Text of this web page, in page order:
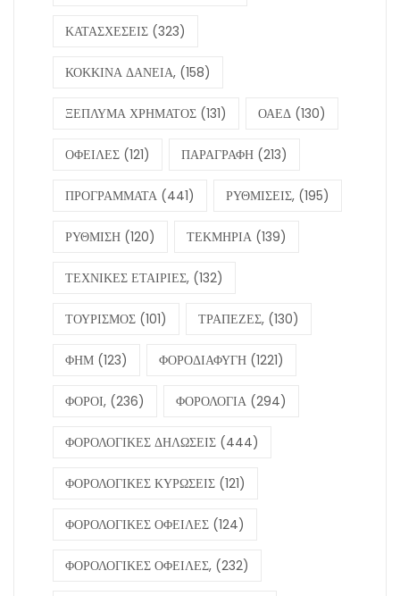
ΚΑΤΑΣΧΕΣΕΙΣ (323)
ΚΟΚΚΙΝΑ ΔΑΝΕΙΑ, (158)
ΞΕΠΛΥΜΑ ΧΡΗΜΑΤΟΣ (131) ΟΑΕΔ (130)
ΟΦΕΙΛΕΣ (121) ΠΑΡΑΓΡΑΦΗ (213)
ΠΡΟΓΡΑΜΜΑΤΑ (441) ΡΥΘΜΙΣΕΙΣ, (195)
ΡΥΘΜΙΣΗ (120) ΤΕΚΜΗΡΙΑ (139)
ΤΕΧΝΙΚΕΣ ΕΤΑΙΡΙΕΣ, (132)
ΤΟΥΡΙΣΜΟΣ (101) ΤΡΑΠΕΖΕΣ, (130)
ΦΗΜ (123) ΦΟΡΟΔΙΑΦΥΓΗ (1221)
ΦΟΡΟΙ, (236) ΦΟΡΟΛΟΓΙΑ (294)
ΦΟΡΟΛΟΓΙΚΕΣ ΔΗΛΩΣΕΙΣ (444)
ΦΟΡΟΛΟΓΙΚΕΣ ΚΥΡΩΣΕΙΣ (121)
ΦΟΡΟΛΟΓΙΚΕΣ ΟΦΕΙΛΕΣ (124)
ΦΟΡΟΛΟΓΙΚΕΣ ΟΦΕΙΛΕΣ, (232)